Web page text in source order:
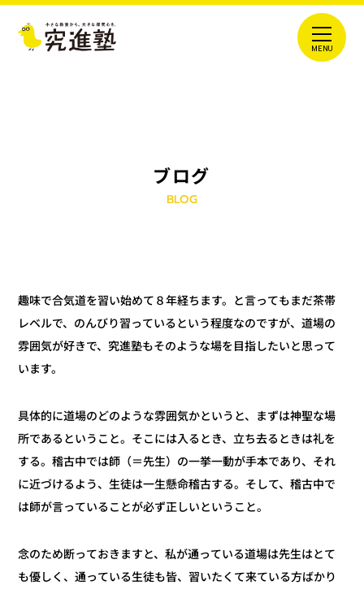
ブログ
BLOG
趣味で合気道を習い始めて８年経ちます。と言ってもまだ茶帯
レベルで、のんびり習っているという程度なのですが、道場の
雰囲気が好きで、究進塾もそのような場を目指したいと思って
います。
具体的に道場のどのような雰囲気かというと、まずは神聖な場
所であるということ。そこには入るとき、立ち去るときは礼を
する。稽古中では師（＝先生）の一挙一動が手本であり、それ
に近づけるよう、生徒は一生懸命稽古する。そして、稽古中で
は師が言っていることが必ず正しいということ。
念のため断っておきますと、私が通っている道場は先生はとて
も優しく、通っている生徒も皆、習いたくて来ている方ばかり